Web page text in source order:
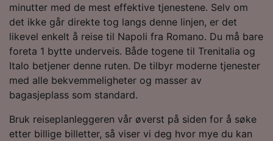
minutter med de mest effektive tjenestene. Selv om
det ikke går direkte tog langs denne linjen, er det
likevel enkelt å reise til Napoli fra Romano. Du må bare
foreta 1 bytte underveis. Både togene til Trenitalia og
Italo betjener denne ruten. De tilbyr moderne tjenester
med alle bekvemmeligheter og masser av
bagasjeplass som standard.
Bruk reiseplanleggeren vår øverst på siden for å søke
etter billige billetter, så viser vi deg hvor mye du kan